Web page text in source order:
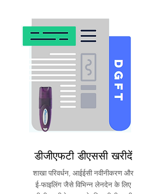
डीजीएफटी डीएससी खरीदें
शाखा परिवर्धन, आईईसी नवीनीकरण और
ई-फाइलिंग जैसे विभिन्न लेनदेन के लिए